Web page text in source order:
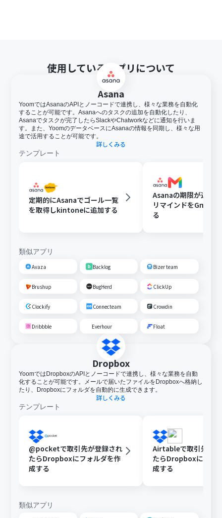
使用しているアプリについて
Asana
YoomではAsanaのAPIとノーコードで連携し、様々な業務を自動化
することが可能です。Asanaへのタスクの追加を自動化したり、
Asanaでタスクが完了したらSlackやChatworkなどに通知を行いま
す。また、YoomのデータベースにAsanaの情報を同期し、様々な用
途で活用することが可能です。
詳しくみる
テンプレート
定期的にAsanaでゴール一覧
を取得しkintoneに追加する
Asanaの期限が近い
リマインドをGmail
る
類似アプリ
Avaza Backlog Bizer team
Brushup BugHerd ClickUp
Clockify Connecteam Crowdin
Dribbble Everhour Float
Dropbox
YoomではDropboxのAPIとノーコードで連携し、様々な業務を自動
化することが可能です。メールで届いたファイルをDropboxへ格納し
たり、Dropboxにフォルダを自動的に生成できます。
詳しくみる
テンプレート
@pocketで取引先が登録され
たらDropboxにフォルダを作
成する
Airtableで取引先が
たらDropboxにフォ
成する
類似アプリ